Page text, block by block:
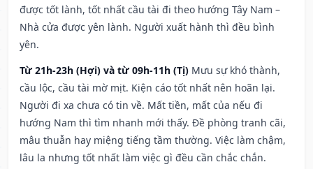
được tốt lành, tốt nhất cầu tài đi theo hướng Tây Nam –
Nhà cửa được yên lành. Người xuất hành thì đều bình
yên.
Từ 21h-23h (Hợi) và từ 09h-11h (Tị) Mưu sự khó thành,
cầu lộc, cầu tài mờ mịt. Kiện cáo tốt nhất nên hoãn lại.
Người đi xa chưa có tin về. Mất tiền, mất của nếu đi
hướng Nam thì tìm nhanh mới thấy. Đề phòng tranh cãi,
mâu thuẫn hay miệng tiếng tầm thường. Việc làm chậm,
lâu la nhưng tốt nhất làm việc gì đều cần chắc chắn.